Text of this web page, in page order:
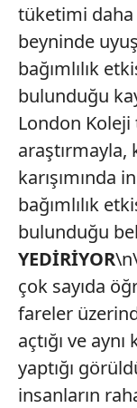
tüketimi
beyninde
bağımlılık
bulunduğu
London Koleji
araştırmayla,
karışımında
bağımlılık
bulunduğu
YEDİRİYOR
çok sayıda
fareler
açtığı ve
yaptığı
insanların